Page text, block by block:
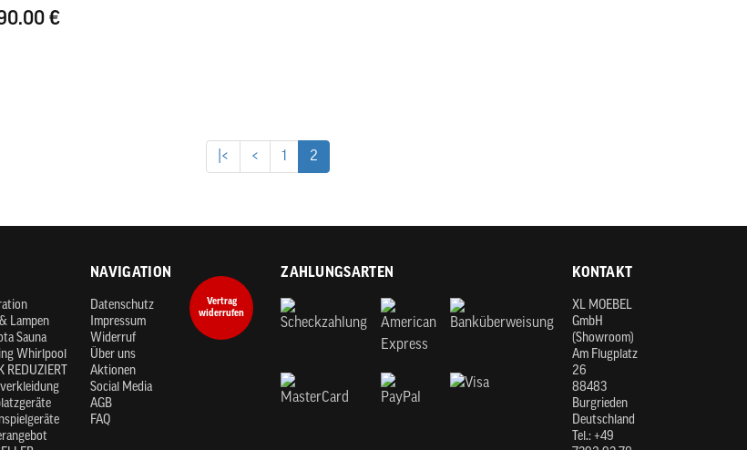
€
|< < 1 2
Lampen
Sauna
Whirlpool
REDUZIERT
NAVIGATION
Datenschutz
Impressum
Widerruf
Über uns
Aktionen
Social Media
AGB
FAQ
Vertrag
widerrufen
ZAHLUNGSARTEN KONTAKT
XL MOEBEL
GmbH
(Showroom)
Am Flugplatz
26
88483
Burgrieden
Deutschland
Tel.: +49